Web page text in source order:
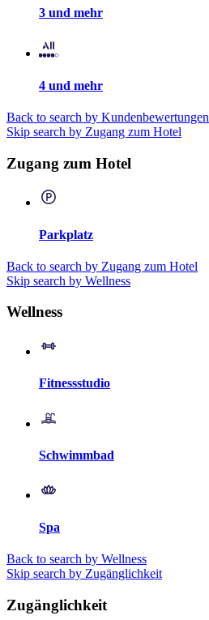
3 und mehr
4 und mehr
Back to search by Kundenbewertungen
Skip search by Zugang zum Hotel
Zugang zum Hotel
Parkplatz
Back to search by Zugang zum Hotel
Skip search by Wellness
Wellness
Fitnessstudio
Schwimmbad
Spa
Back to search by Wellness
Skip search by Zugänglichkeit
Zugänglichkeit